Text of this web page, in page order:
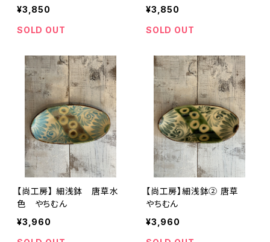
¥3,850
SOLD OUT
¥3,850
SOLD OUT
【尚工房】 細浅鉢 唐草水
色 やちむん
¥3,960
【尚工房】細浅鉢② 唐草
やちむん
¥3,960